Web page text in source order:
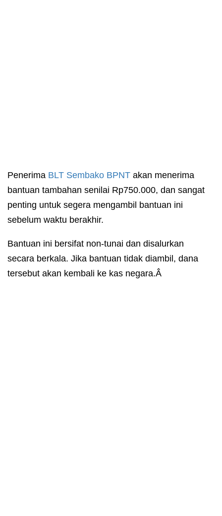
Penerima BLT Sembako BPNT akan menerima
bantuan tambahan senilai Rp750.000, dan sangat
penting untuk segera mengambil bantuan ini
sebelum waktu berakhir.
Bantuan ini bersifat non-tunai dan disalurkan
secara berkala. Jika bantuan tidak diambil, dana
tersebut akan kembali ke kas negara.Â